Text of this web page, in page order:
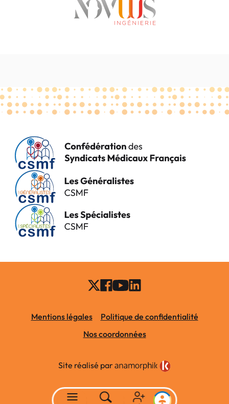
Mentions légales
Politique de confidentialité
Nos coordonnées
Site réalisé par